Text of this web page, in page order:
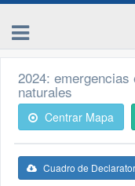
2024:
naturales
Centrar Mapa
Cuadro de